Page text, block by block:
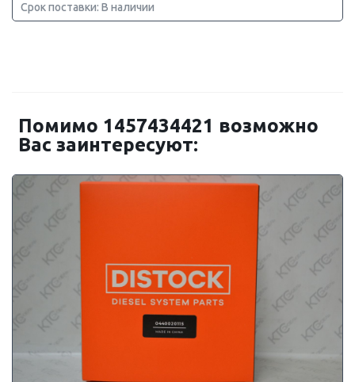
Срок поставки: В наличии
Помимо 1457434421 возможно
Вас заинтересуют: